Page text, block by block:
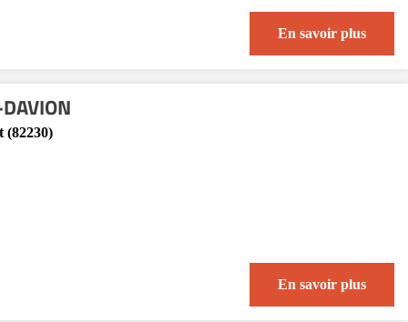
En savoir plus
(82230)
En savoir plus